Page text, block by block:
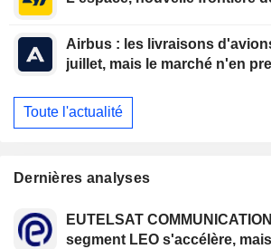
Airbus : les livraisons
juillet, mais le marché n'en
Toute l'actualité
Dernières analyses
EUTELSAT COMMUNICATIONS :
segment LEO s'accélère,